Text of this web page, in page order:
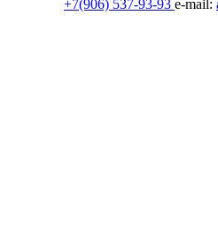
+7(906) 537-93-93 e-mail: